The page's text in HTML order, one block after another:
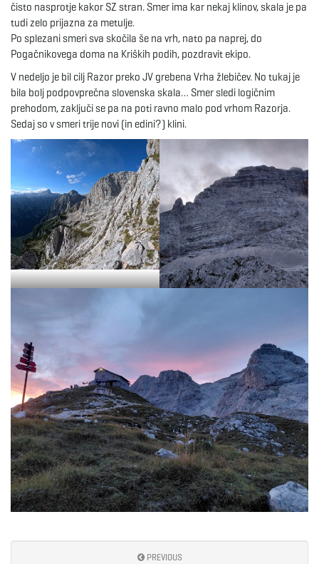
i
g
a
i
o
čisto nasprotje kakor SZ stran. Smer ima kar nekaj klinov, skala je pa
tudi zelo prijazna za metulje.
Po splezani smeri sva skočila še na vrh, nato pa naprej, do
Pogačnikovega doma na Kriških podih, pozdravit ekipo.
V nedeljo je bil cilj Razor preko JV grebena Vrha žlebičev. No tukaj je
bila bolj podpovprečna slovenska skala… Smer sledi logičnim
prehodom, zaključi se pa na poti ravno malo pod vrhom Razorja.
Sedaj so v smeri trije novi (in edini?) klini.
PREVIOUS